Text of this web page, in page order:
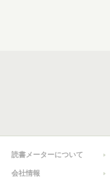
読書メーターについて
会社情報